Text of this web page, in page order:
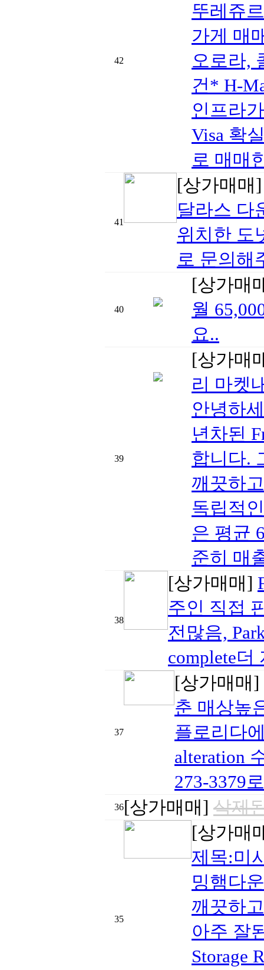
42
뚜레쥬
가게 매
오로라,
건* H-
인프라
Visa 확
로 매매
41
[상가매
달라스 다
위치한 도
로 문의해
40
[상가매
월
요..
39
[상가매
리 마켓
안녕하
년차된
합니다.
깨끗하
독립적
은 평균
준히 매
38
[상가매매]
주인 직접
전많음,
complete더
37
[상가매매]
춘 매상높
플로리다
alteration
273-3379
36[상가매매] 삭제
35
[상가매
제목:미
밍햄다
깨끗하
아주 잘
Storage